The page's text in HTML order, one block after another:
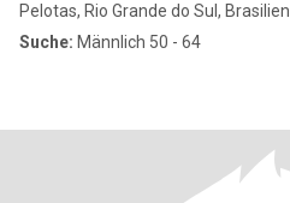
Pelotas, Rio Grande do Sul, Brasilien
Suche: Männlich 50 - 64